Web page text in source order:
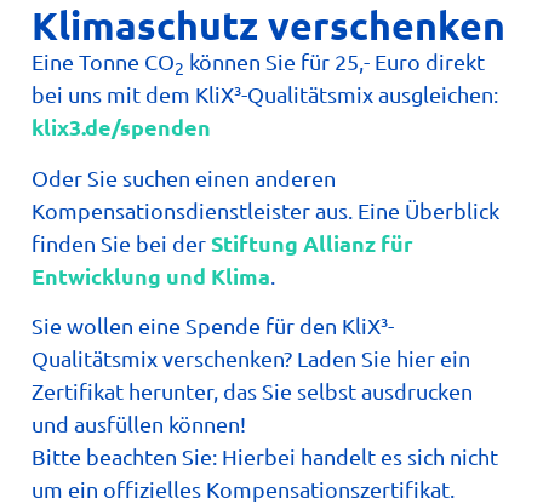
Klimaschutz verschenken
Eine Tonne CO2 können Sie für 25,- Euro direkt
bei uns mit dem KliX³-Qualitätsmix ausgleichen:
klix3.de/spenden
Oder Sie suchen einen anderen
Kompensationsdienstleister aus. Eine Überblick
finden Sie bei derStiftung Allianz für
Entwicklung und Klima
Sie wollen eine Spende für den KliX³-
Qualitätsmix verschenken? Laden Sie hier ein
Zertifikat herunter, das Sie selbst ausdrucken
und ausfüllen können!
Bitte beachten Sie: Hierbei handelt es sich nicht
um ein offizielles Kompensationszertifikat.